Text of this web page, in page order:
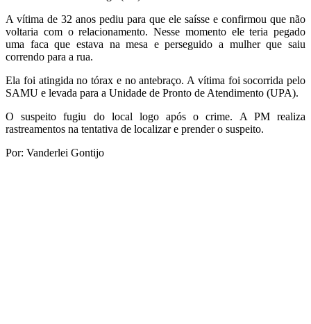
A vítima de 32 anos pediu para que ele saísse e confirmou que não
voltaria com o relacionamento. Nesse momento ele teria pegado
uma faca que estava na mesa e perseguido a mulher que saiu
correndo para a rua.
Ela foi atingida no tórax e no antebraço. A vítima foi socorrida pelo
SAMU e levada para a Unidade de Pronto de Atendimento (UPA).
O suspeito fugiu do local logo após o crime. A PM realiza
rastreamentos na tentativa de localizar e prender o suspeito.
Por: Vanderlei Gontijo